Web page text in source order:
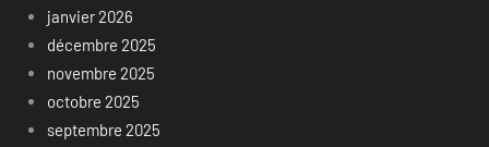
janvier 2026
décembre 2025
novembre 2025
octobre 2025
septembre 2025